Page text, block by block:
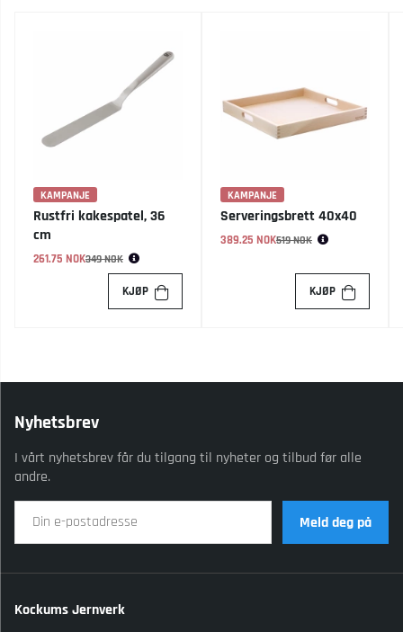
KAMPANJE
Rustfri kakespatel, 36
cm
261.75 NOK
Vanlig pris:349 NOK
KJØP
KAMPANJE
Serveringsbrett 40x40
389.25 NOK
Vanlig pris:519 NOK
KJØP
Nyhetsbrev
I vårt nyhetsbrev får du tilgang til nyheter og tilbud før alle
andre.
Meld deg på
Kockums Jernverk